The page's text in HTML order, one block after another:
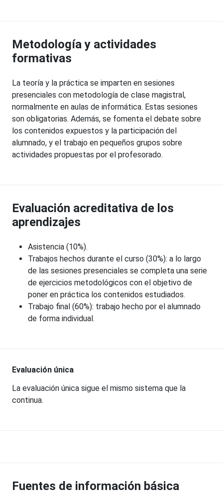
Metodología y actividades
formativas
La teoría y la práctica se imparten en sesiones
presenciales con metodología de clase magistral,
normalmente en aulas de informática. Estas sesiones
son obligatorias. Además, se fomenta el debate sobre
los contenidos expuestos y la participación del
alumnado, y el trabajo en pequeños grupos sobre
actividades propuestas por el profesorado.
Evaluación acreditativa de los
aprendizajes
Asistencia (10%).
Trabajos hechos durante el curso (30%): a lo largo
de las sesiones presenciales se completa una serie
de ejercicios metodológicos con el objetivo de
poner en práctica los contenidos estudiados.
Trabajo final (60%): trabajo hecho por el alumnado
de forma individual.
Evaluación única
La evaluación única sigue el mismo sistema que la
continua.
Fuentes de información básica